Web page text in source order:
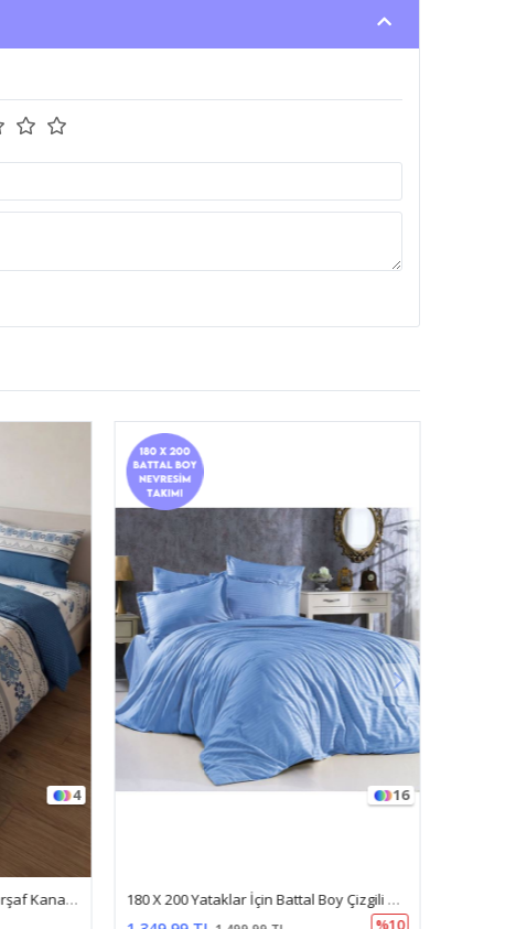
4
180 X 200 Battal Boy Lastikli Çarşaf Kanaviçe Desen Nevresim Takımı Turkuaz
16
180 X 200 Yataklar İçin Battal Boy Çizgili Pamuk Saten Nevresim Takımı Mavı
%10